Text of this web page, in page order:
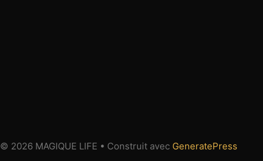
© 2026 MAGIQUE LIFE • Construit avec GeneratePress